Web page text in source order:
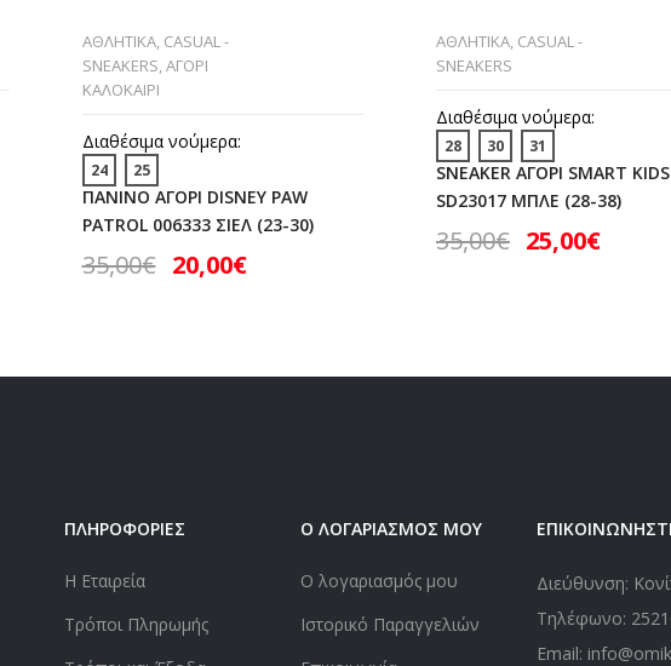
ΑΘΛΗΤΙΚΑ, CASUAL -
SNEAKERS,ΑΓΟΡΙ
ΚΑΛΟΚΑΙΡΙ
Διαθέσιμα νούμερα:
24 25
ΠΑΝΙΝΟ ΑΓΟΡΙ DISNEY PAW
PATROL 006333 ΣΙΕΛ (23-30)
35,00€ 20,00€
ΑΘΛΗΤΙΚΑ, CASUAL -
SNEAKERS
Διαθέσιμα νούμερα:
28 30 31
SNEAKER ΑΓΟΡΙ SMART KIDS
SD23017 ΜΠΛΕ (28-38)
35,00€ 25,00€
ΠΛΗΡΟΦΟΡΙΕΣ
Η Εταιρεία
Τρόποι Πληρωμής
Ο ΛΟΓΑΡΙΑΣΜΟΣ ΜΟΥ
Ο λογαριασμός μου
Ιστορικό Παραγγελιών
Διεύθυνση:
Τηλέφωνο:
Email: